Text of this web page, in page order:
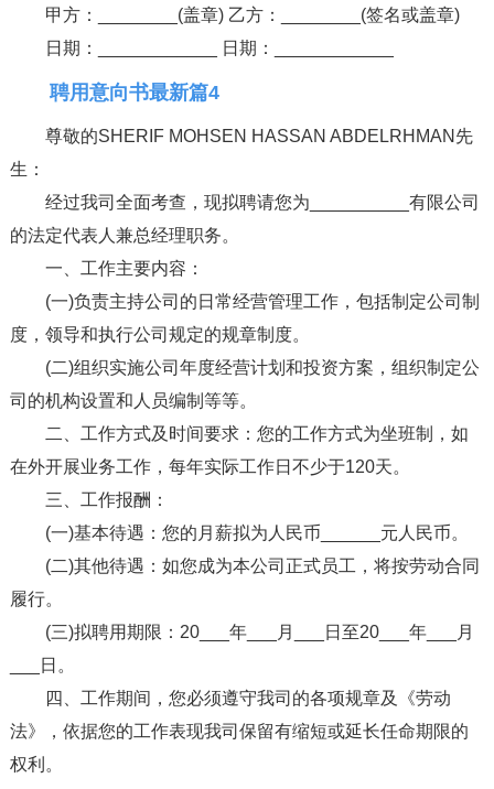
甲方：________(盖章) 乙方：________(签名或盖章)
日期：____________ 日期：____________
聘用意向书最新篇4
尊敬的SHERIF MOHSEN HASSAN ABDELRHMAN先
生：
经过我司全面考查，现拟聘请您为__________有限公司
的法定代表人兼总经理职务。
一、工作主要内容：
(一)负责主持公司的日常经营管理工作，包括制定公司制
度，领导和执行公司规定的规章制度。
(二)组织实施公司年度经营计划和投资方案，组织制定公
司的机构设置和人员编制等等。
二、工作方式及时间要求：您的工作方式为坐班制，如
在外开展业务工作，每年实际工作日不少于120天。
三、工作报酬：
(一)基本待遇：您的月薪拟为人民币______元人民币。
(二)其他待遇：如您成为本公司正式员工，将按劳动合同
履行。
(三)拟聘用期限：20___年___月___日至20___年___月
___日。
四、工作期间，您必须遵守我司的各项规章及《劳动
法》，依据您的工作表现我司保留有缩短或延长任命期限的
权利。